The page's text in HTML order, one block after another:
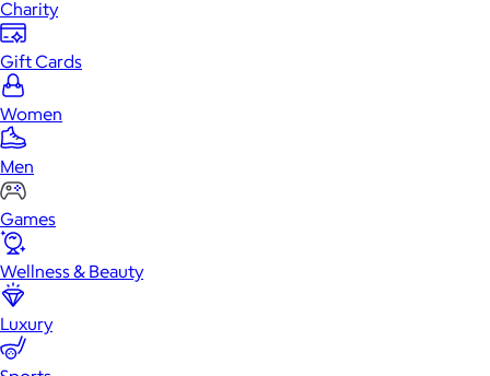
Charity
Gift Cards
Women
Men
Games
Wellness & Beauty
Luxury